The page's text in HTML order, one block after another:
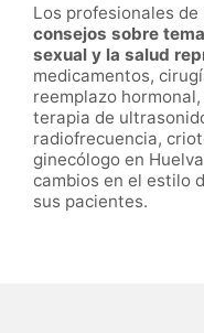
Los profesionales
consejos sobre
sexual y la salud
medicamentos,
reemplazo
terapia de
radiofrecuencia,
ginecólogo en
cambios en el estilo
sus pacientes.